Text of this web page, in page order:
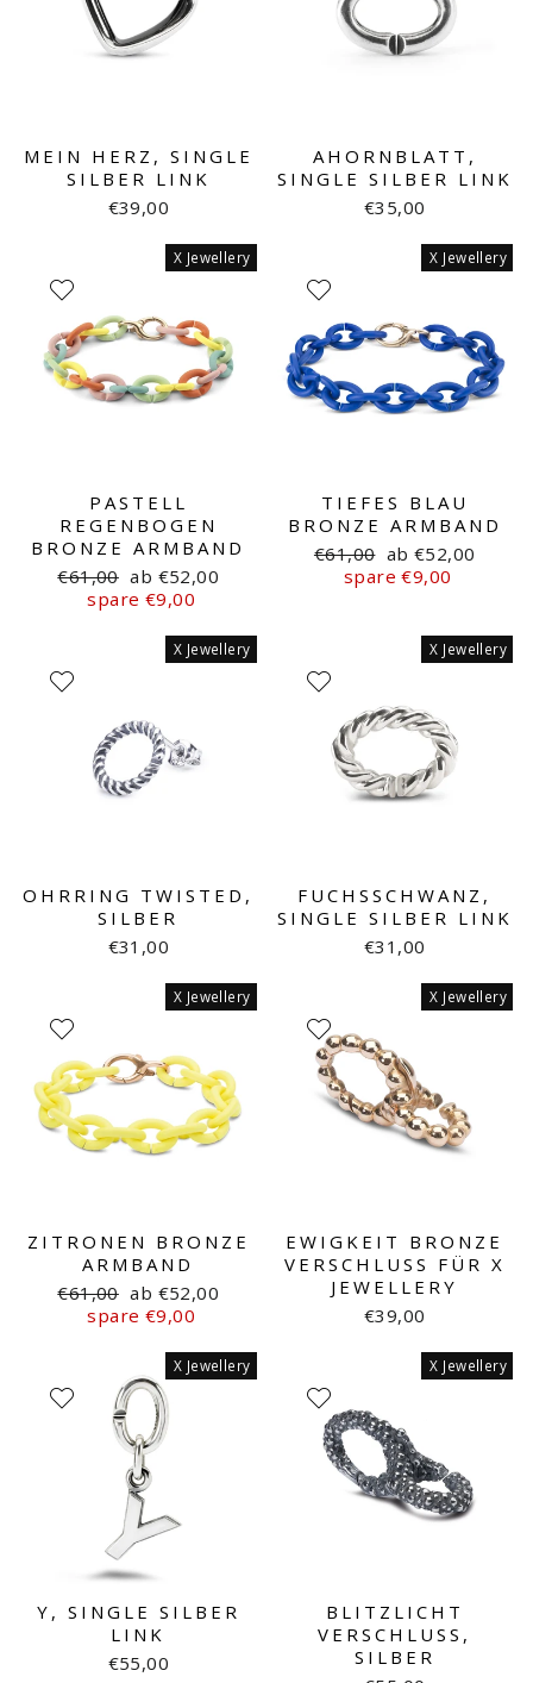
MEIN HERZ, SINGLE
SILBER LINK
€39,00
AHORNBLATT,
SINGLE SILBER LINK
€35,00
X Jewellery
PASTELL
REGENBOGEN
BRONZE ARMBAND
Normaler
Preis
€61,00 Sonderpreis
ab €52,00
spare €9,00
X Jewellery
TIEFES BLAU
BRONZE ARMBAND
Normaler
Preis
€61,00 Sonderpreis
ab €52,00
spare €9,00
X Jewellery
OHRRING TWISTED,
SILBER
€31,00
X Jewellery
FUCHSSCHWANZ,
SINGLE SILBER LINK
€31,00
X Jewellery
ZITRONEN BRONZE
ARMBAND
Normaler
Preis
€61,00 Sonderpreis
ab €52,00
spare €9,00
X Jewellery
EWIGKEIT BRONZE
VERSCHLUSS FÜR X
JEWELLERY
€39,00
X Jewellery
Y, SINGLE SILBER
LINK
€55,00
X Jewellery
BLITZLICHT
VERSCHLUSS,
SILBER